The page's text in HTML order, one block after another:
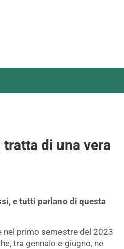
di una vera
e tutti parlano di questa
nel primo semestre del 2023
tra gennaio e giugno, ne